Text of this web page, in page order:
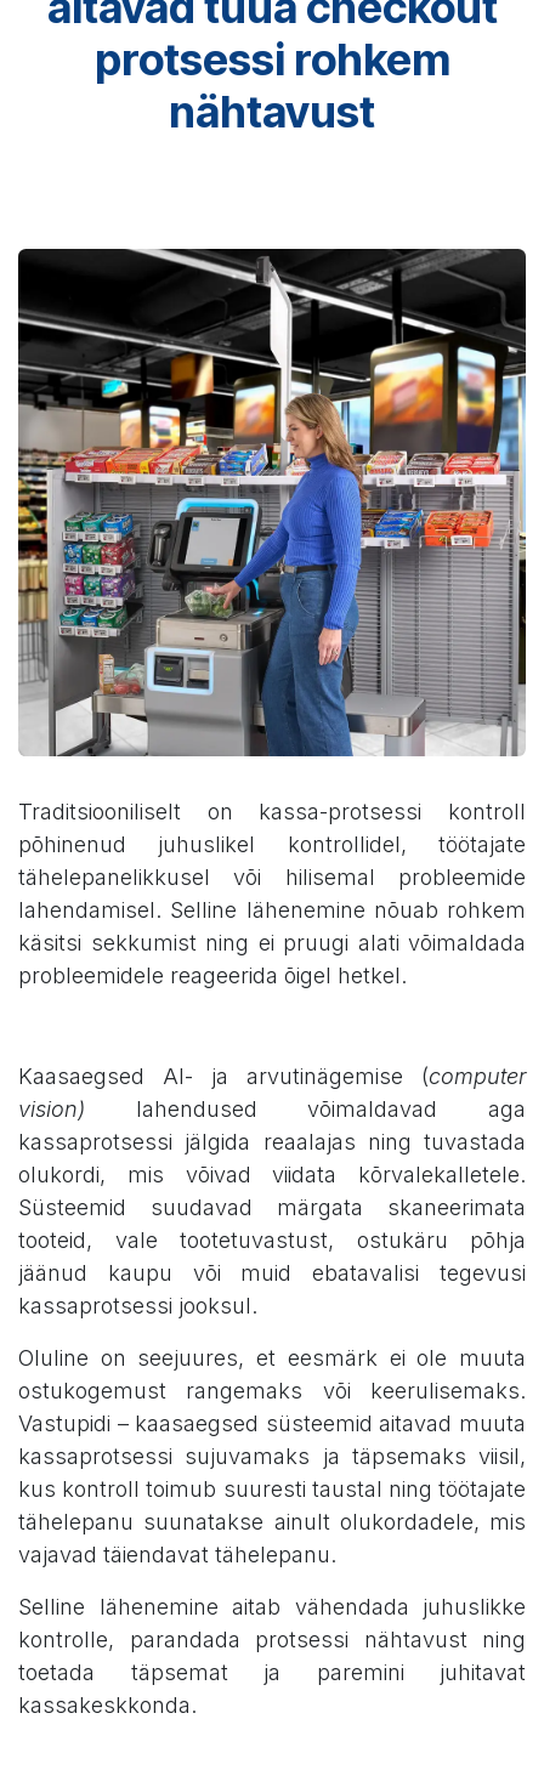
protsessi rohkem
nähtavust
Traditsiooniliselt on kassa-protsessi kontroll
põhinenud juhuslikel kontrollidel, töötajate
tähelepanelikkusel või hilisemal probleemide
lahendamisel. Selline lähenemine nõuab rohkem
käsitsi sekkumist ning ei pruugi alati võimaldada
probleemidele reageerida õigel hetkel.
Kaasaegsed AI- ja arvutinägemise (computer
vision) lahendused võimaldavad aga
kassaprotsessi jälgida reaalajas ning tuvastada
olukordi, mis võivad viidata kõrvalekalletele.
Süsteemid suudavad märgata skaneerimata
tooteid, vale tootetuvastust, ostukäru põhja
jäänud kaupu või muid ebatavalisi tegevusi
kassaprotsessi jooksul.
Oluline on seejuures, et eesmärk ei ole muuta
ostukogemust rangemaks või keerulisemaks.
Vastupidi – kaasaegsed süsteemid aitavad muuta
kassaprotsessi sujuvamaks ja täpsemaks viisil,
kus kontroll toimub suuresti taustal ning töötajate
tähelepanu suunatakse ainult olukordadele, mis
vajavad täiendavat tähelepanu.
Selline lähenemine aitab vähendada juhuslikke
kontrolle, parandada protsessi nähtavust ning
toetada täpsemat ja paremini juhitavat
kassakeskkonda.